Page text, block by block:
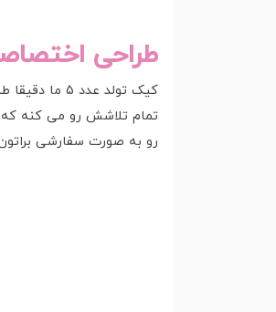
طراحی
تمام تلاشش رو می کنه که
رو به صورت سفارشی